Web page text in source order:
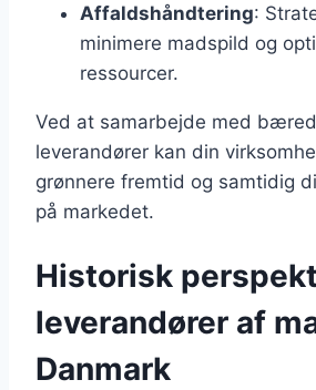
Affaldshåndtering:
minimere madspild og
ressourcer.
Ved at samarbejde med
leverandører kan din
grønnere fremtid og samtidig
på markedet.
Historisk
leverandører af
Danmark